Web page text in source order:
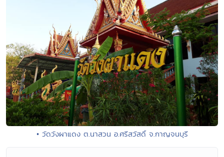
• วัดวังผาแดง ต.นาสวน อ.ศรีสวัสดิ์ จ.กาญจนบุรี